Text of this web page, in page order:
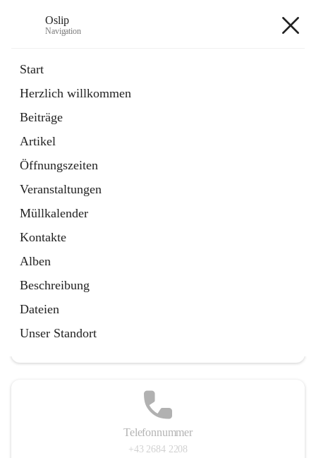
Oslip
Navigation
Start
Herzlich willkommen
Beiträge
Artikel
Öffnungszeiten
Veranstaltungen
Müllkalender
Kontakte
Alben
Beschreibung
Dateien
Unser Standort
Externe Webseite
in
Tab
Bundeskanzleramt Österreich
Externe Webseite
öffnet
in
neuem
Tab
Telefonnummer
+43 2684 2208